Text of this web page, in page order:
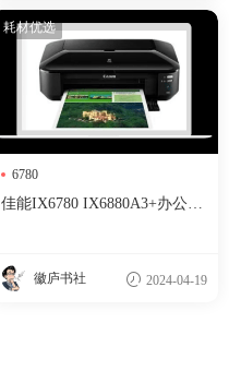
耗材优选
6780
佳能IX6780 IX6880A3+办公商
徽庐书社 2024-04-19